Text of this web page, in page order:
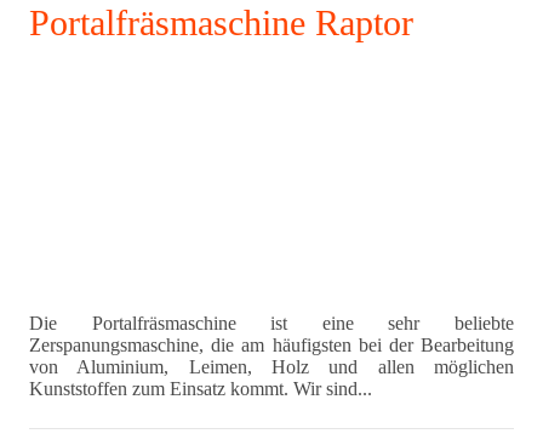
Portalfräsmaschine Raptor
Die Portalfräsmaschine ist eine sehr beliebte
Zerspanungsmaschine, die am häufigsten bei der Bearbeitung
von Aluminium, Leimen, Holz und allen möglichen
Kunststoffen zum Einsatz kommt. Wir sind...